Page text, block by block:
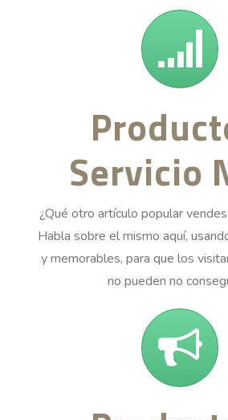
Servicio
¿Qué otro artículo popular
Habla sobre el mismo aquí,
y memorables, para que los
no pueden no